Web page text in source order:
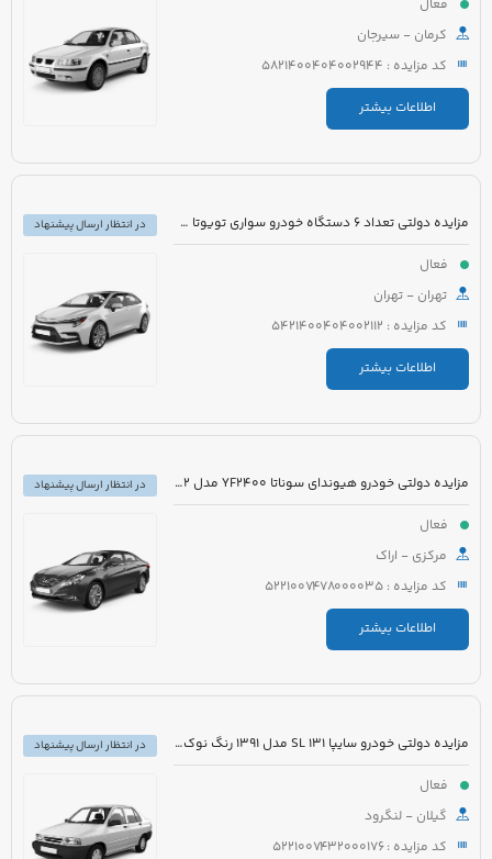
فعال
کرمان - سیرجان
کد مزایده : 5821400404002944
اطلاعات بیشتر
مزایده دولتی تعداد 6 دستگاه خودرو سواری تویوتا کرولا PIONEER هیبرید 1800cc مدل 2023
فعال
تهران - تهران
کد مزایده : 5421400404002112
اطلاعات بیشتر
در انتظار ارسال پیشنهاد
مزایده دولتی خودرو هیوندای سوناتا YF2400 مدل 2012 رنگ سفید متالیک
فعال
مرکزی - اراک
کد مزایده : 5221007478000035
اطلاعات بیشتر
در انتظار ارسال پیشنهاد
مزایده دولتی خودرو سایپا 131 SL مدل 1391 رنگ نوک مدادی متالیک
فعال
گیلان - لنگرود
کد مزایده : 5221007432000176
در انتظار ارسال پیشنهاد